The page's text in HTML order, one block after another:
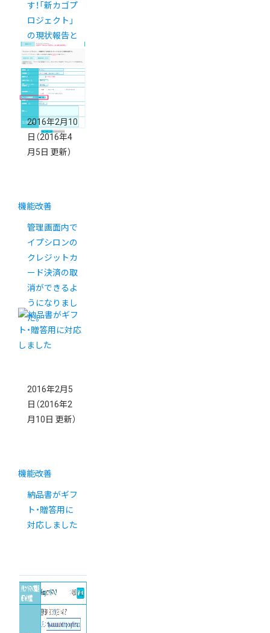
す！「新カゴプ
ロジェクト」
の現状報告と
2016年の予
定
2016年2月10
日 （2016年4
月5日 更新）
機能改善
管理画面内で
イプシロンの
クレジットカ
ード決済の取
消ができるよ
うになりまし
た。
2016年2月5
日 （2016年2
月10日 更新）
機能改善
納品書がギフ
ト・贈答用に
対応しました